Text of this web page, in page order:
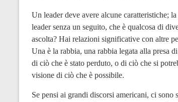
Un leader deve avere alcune caratteristiche;
leader senza un seguito, che è qualcosa di
ascolta? Hai relazioni significative con altre
Una è la rabbia, una rabbia legata alla presa
di ciò che è stato perduto, o di ciò che si
visione di ciò che è possibile.
Se pensi ai grandi discorsi americani, ci